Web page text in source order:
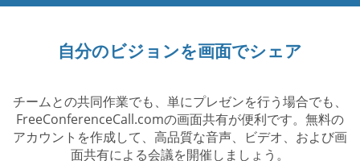
自分のビジョンを画面でシェア
チームとの共同作業でも、単にプレゼンを行う場合でも、
FreeConferenceCall.comの画面共有が便利です。無料の
アカウントを作成して、高品質な音声、ビデオ、および画
面共有による会議を開催しましょう。